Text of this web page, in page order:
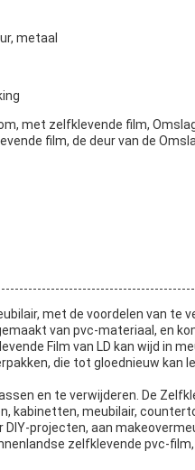
metaal
met zelfklevende film,
film, de deur van de
met de voordelen van te
van pvc-materiaal, en
Film van LD kan wijd in
die tot gloednieuw kan
en te verwijderen. De
kabinetten, meubilair,
projecten, aan
zelfklevende pvc-